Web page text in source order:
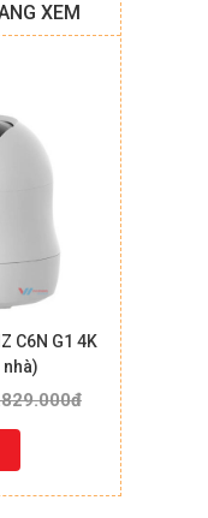
XEM
C6N G1 4K
nhà)